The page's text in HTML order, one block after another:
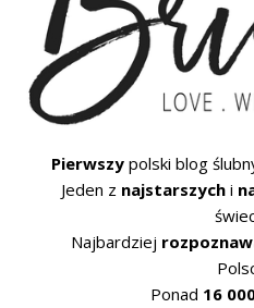
Pierwszy polski blog
Jeden z najstarszychi
Najbardziej
Ponad 16